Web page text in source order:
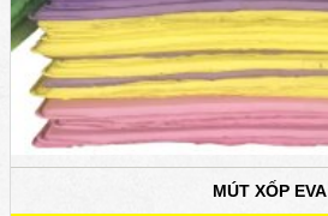
MÚT XỐP EVA